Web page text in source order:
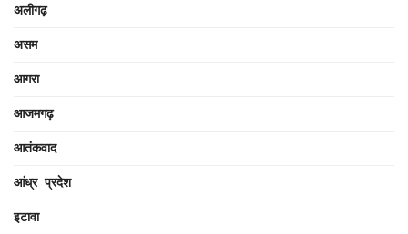
अलीगढ़
असम
आगरा
आजमगढ़
आतंकवाद
आंध्र प्रदेश
इटावा